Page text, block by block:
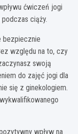
ćwiczeń jogi
ciąży.
bezpiecznie
względu na to, czy
swoją
do zajęć jogi dla
się z ginekologiem.
wpływ na